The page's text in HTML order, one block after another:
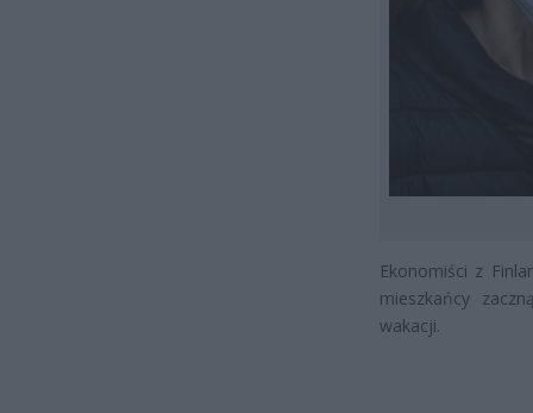
Ekonomiści z
mieszkańcy
wakacji.